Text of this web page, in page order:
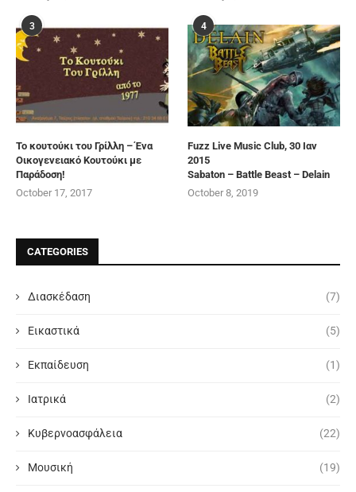
3
Το κουτούκι του Γρίλλη – Ένα
Οικογενειακό Κουτούκι με
Παράδοση!
October 17, 2017
4
Fuzz Live Music Club, 30 Ιαν
2015
Sabaton – Battle Beast – Delain
October 8, 2019
CATEGORIES
Διασκέδαση (7)
Εικαστικά (5)
Εκπαίδευση (1)
Ιατρικά (2)
Κυβερνοασφάλεια (22)
Μουσική (19)